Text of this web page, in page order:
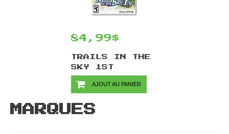
84,99$
TRAILS IN THE
SKY 1ST
CHAPTER/SWITCH
AJOUT AU PANIER
MARQUES